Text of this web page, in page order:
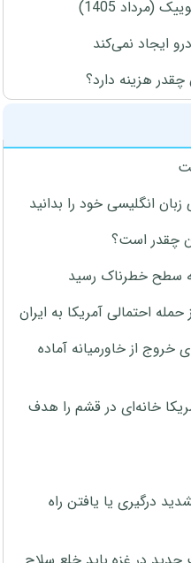
1405)
ایجاد نمی‌کند
هزینه دارد؟
انگلیسی خود را بدانید
سطح خطرناک رسید
احتمالی آمریکا به ایران
خروج از خاورمیانه آماده
بمب ۲۰۰۰ پوندی آمریکا خانه‌ای در قشم را هدف
درگیری یا یافتن راه